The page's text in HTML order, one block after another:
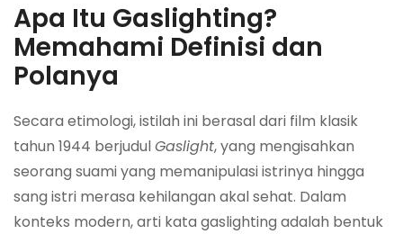
Apa Itu Gaslighting?
Memahami Definisi dan
Polanya
Secara etimologi, istilah ini berasal dari film klasik
tahun 1944 berjudulGaslight, yang mengisahkan
seorang suami yang memanipulasi istrinya hingga
sang istri merasa kehilangan akal sehat. Dalam
konteks modern, arti kata gaslighting adalah bentuk